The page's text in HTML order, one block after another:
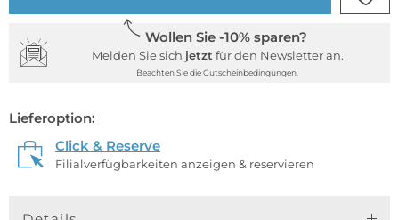
Wollen Sie -10% sparen?
Melden Sie sich jetzt für den Newsletter an.
Beachten Sie die Gutscheinbedingungen.
Lieferoption:
Click & Reserve
Filialverfügbarkeiten anzeigen & reservieren